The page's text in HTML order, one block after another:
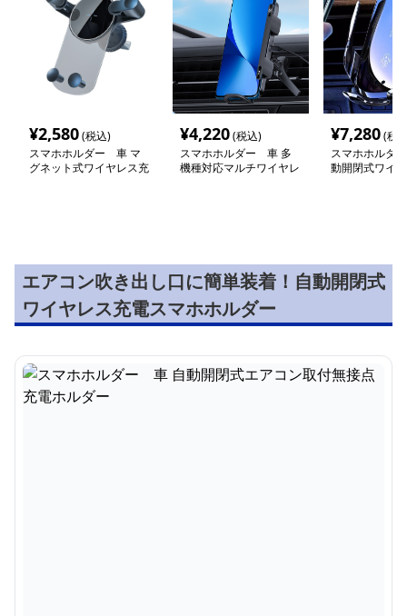
¥2,580(税込)
スマホホルダー 車 マ
グネット式ワイヤレス充
¥4,220(税込)
スマホホルダー 車 多
機種対応マルチワイヤレ
¥7,280(税
スマホホルダ
動開閉式ワイ
エアコン吹き出し口に簡単装着！自動開閉式
ワイヤレス充電スマホホルダー